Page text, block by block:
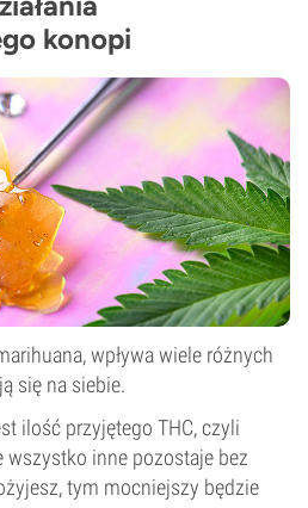
konopi
wpływa wiele różnych
się na siebie.
ilość przyjętego THC, czyli
wszystko inne pozostaje bez
tym mocniejszy będzie